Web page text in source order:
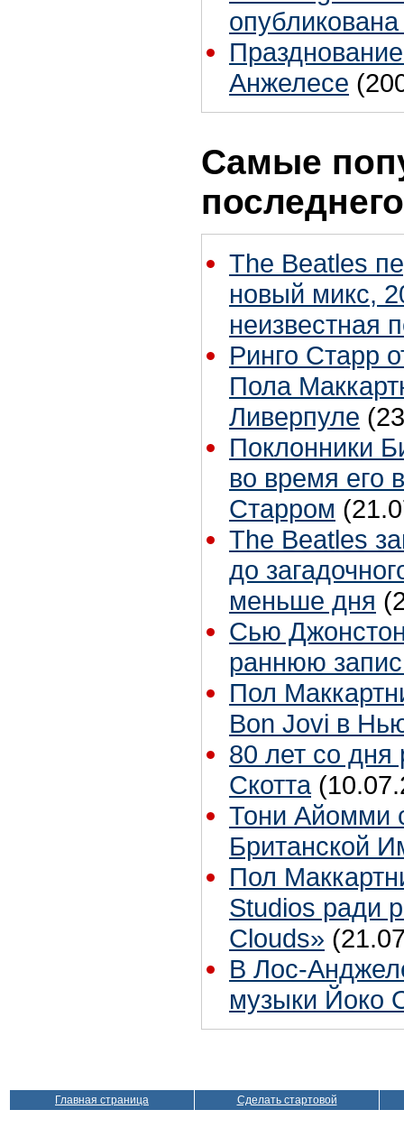
Анжелесе
Самые
The Beatles
новый микс,
неизвестная
Ринго Старр
Пола
Ливерпуле
Поклонники
во время его
Старром
The Beatles
до
меньше дня
Сью
раннюю
Пол
Bon Jovi в
80 лет со
Скотта
Тони Айомми
Британской
Пол
Studios ради
Clouds»
В Лос-
музыки Йоко
Главная страница Сделать стартовой